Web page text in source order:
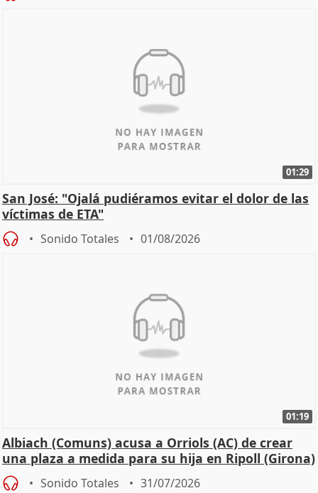
01:29
San José: "Ojalá pudiéramos evitar el dolor de las
víctimas de ETA"
Sonido Totales 01/08/2026
01:19
Albiach (Comuns) acusa a Orriols (AC) de crear
una plaza a medida para su hija en Ripoll (Girona)
Sonido Totales 31/07/2026